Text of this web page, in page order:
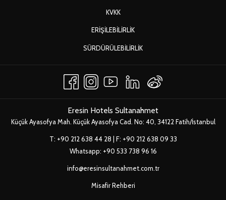
KVKKYENI
ERIŞILEBILIRLIK
SÜRDÜRÜLEBILIRLIKYENI
Eresin Hotels Sultanahmet
Küçük Ayasofya Mah. Küçük Ayasofya Cad. No: 40, 34122 Fatih/İstanbul
T: +90 212 638 44 28 | F: +90 212 638 09 33
Whatsapp: +90 533 738 96 16
info@eresinsultanahmet.com.tr
Misafir Rehberi